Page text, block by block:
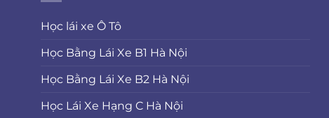
Học lái xe Ô Tô
Học Bằng Lái Xe B1 Hà Nội
Học Bằng Lái Xe B2 Hà Nội
Học Lái Xe Hạng C Hà Nội